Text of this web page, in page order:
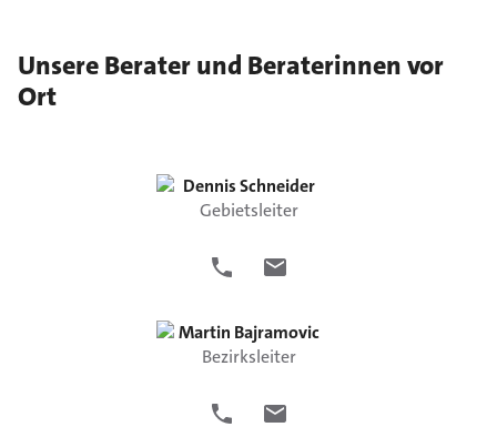
Unsere Berater und Beraterinnen vor
Ort
DennisSchneider
Gebietsleiter
Martin Bajramovic
Bezirksleiter